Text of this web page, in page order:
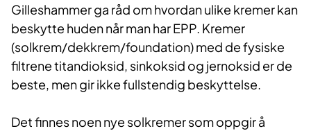
Gilleshammer ga råd om hvordan ulike kremer kan
beskytte huden når man har EPP. Kremer
(solkrem/dekkrem/foundation) med de fysiske
filtrene titandioksid, sinkoksid og jernoksid er de
beste, men gir ikke fullstendig beskyttelse.
Det finnes noen nye solkremer som oppgir å